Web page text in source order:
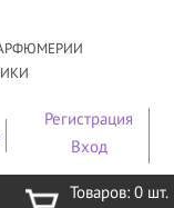
Регистрация
Вход
Товаров: 0 шт.